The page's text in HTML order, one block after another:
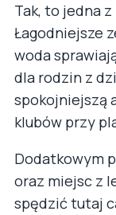
Tak, to jedna
Łagodniejsze
woda
dla rodzin z
spokojniejszą
klubów przy
Dodatkowym
oraz miejsc z
spędzić tutaj